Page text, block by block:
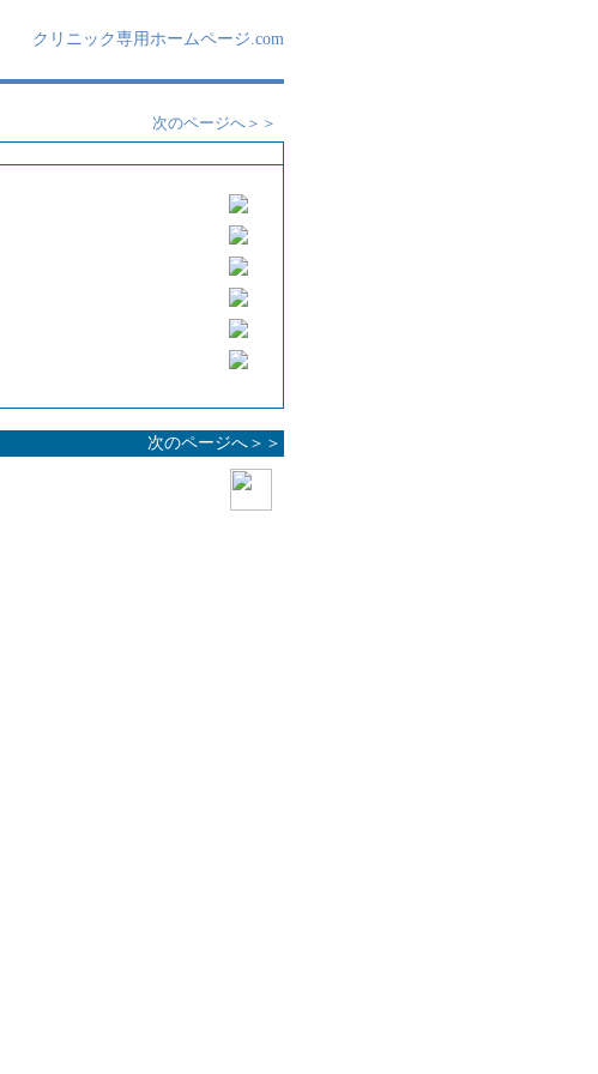
クリニック専用ホームページ.com
次のページへ＞＞
次のページへ＞＞